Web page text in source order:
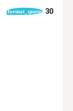
format_quote 30